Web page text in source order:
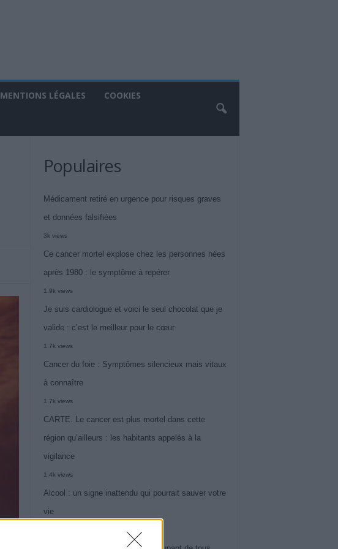
MENTIONS LÉGALES COOKIES
Populaires
Médicament retiré en urgence pour risques graves
et données falsifiées
3k views
Ce cancer mortel explose chez les personnes nées
après 1980 : le symptôme à repérer
1.9k views
Je suis cardiologue et voici le seul chocolat que je
valide : c’est le meilleur pour le cœur
1.7k views
Cancer du foie : Symptômes silencieux mais vitaux
à connaître
1.7k views
CARTE. Le cancer est plus mortel dans cette
région qu’ailleurs : les habitants appelés à la
vigilance
1.4k views
Alcool : un signe inattendu qui pourrait sauver votre
vie